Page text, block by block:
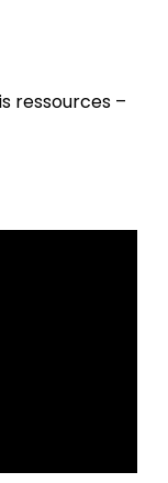
ressources –